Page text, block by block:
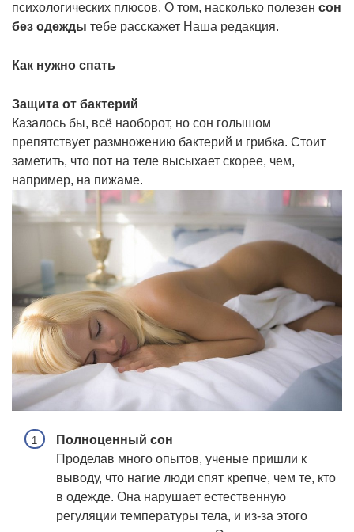
психологических плюсов. О том, насколько полезен сон
без одежды тебе расскажет Наша редакция.
Как нужно спать
Защита от бактерий
Казалось бы, всё наоборот, но сон голышом
препятствует размножению бактерий и грибка. Стоит
заметить, что пот на теле высыхает скорее, чем,
например, на пижаме.
Полноценный сон
Проделав много опытов, ученые пришли к
выводу, что нагие люди спят крепче, чем те, кто
в одежде. Она нарушает естественную
регуляции температуры тела, и из-за этого